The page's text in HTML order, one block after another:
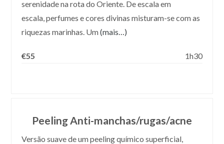
serenidade na rota do Oriente. De escala em
escala, perfumes e cores divinas misturam-se com as
riquezas marinhas. Um(mais…)
€55 1h30
Peeling Anti-manchas/rugas/acne
Versão suave de um peeling químico superficial,